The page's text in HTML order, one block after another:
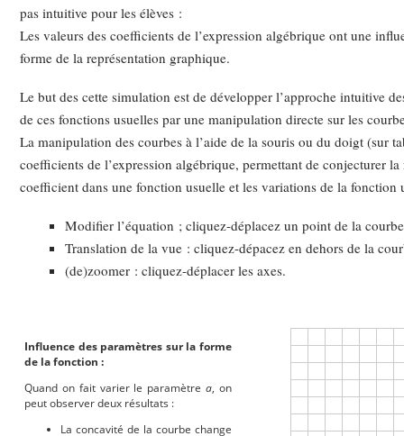
pas intuitive pour les élèves :
Les valeurs des coefficients de l’expression algébrique ont une
forme de la représentation graphique.
Le but des cette simulation est de développer l’approche intuitive
de ces fonctions usuelles par une manipulation directe sur les
La manipulation des courbes à l’aide de la souris ou du doigt (sur
coefficients de l’expression algébrique, permettant de conjecturer
coefficient dans une fonction usuelle et les variations de la fonction
Modifier l’équation ; cliquez-déplacez un point de la
Translation de la vue : cliquez-dépacez en dehors de la
(de)zoomer : cliquez-déplacer les axes.